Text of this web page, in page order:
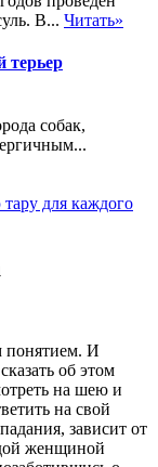
В... Читать»
терьер
собак,
для каждого
понятием. И
об этом
на шею и
на свой
зависит от
женщиной